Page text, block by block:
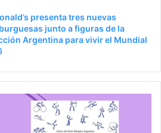
presenta tres nuevas
junto a figuras de la
Argentina para vivir el Mundial